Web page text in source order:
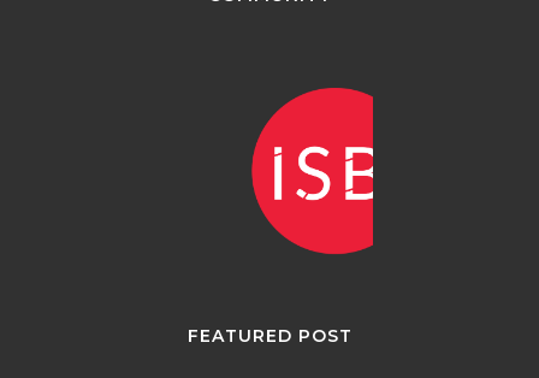
FEATURED POST